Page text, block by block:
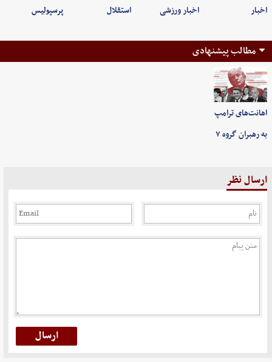
اخبار اخبار ورزشی استقلال پرسپولیس
مطالب پیشنهادی
اهانت‌های ترامپ
به رهبران گروه ۷
ارسال نظر